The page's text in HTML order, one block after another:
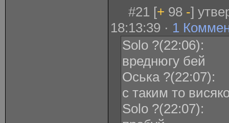
#21 [+ 98 -]
18:13:39 · 1
Solo ?(22:06):
вреднюгу бей
Оська ?(22:07):
с таким то
Solo ?(22:07):